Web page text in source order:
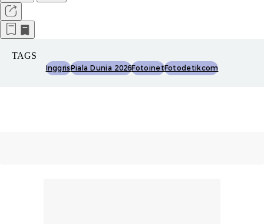
TAGS
InggrisPiala Dunia 2026FotoinetFotodetikcom